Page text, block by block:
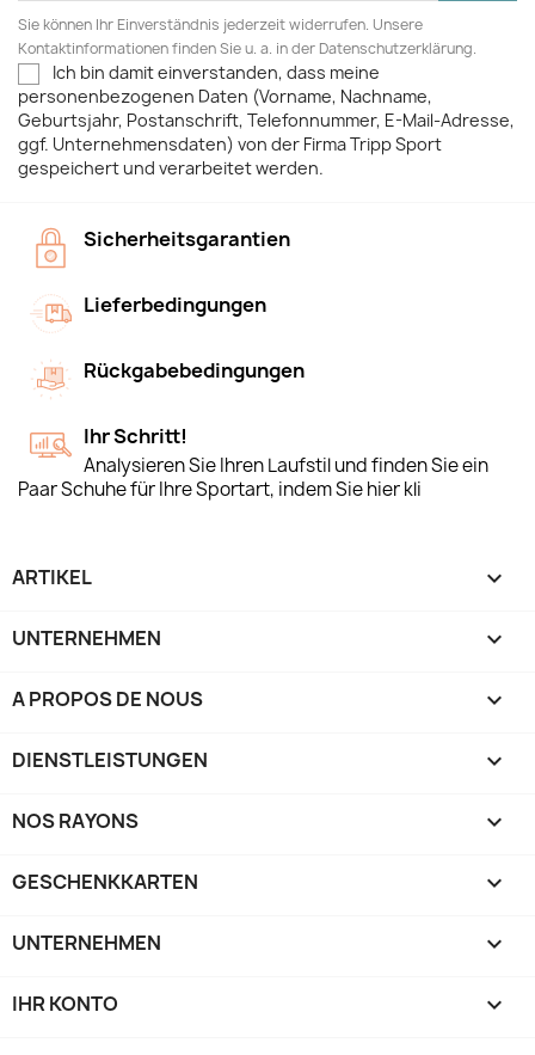
Sie können Ihr Einverständnis jederzeit widerrufen. Unsere
Kontaktinformationen finden Sie u. a. in der Datenschutzerklärung.
Ich bin damit einverstanden, dass meine
personenbezogenen Daten (Vorname, Nachname,
Geburtsjahr, Postanschrift, Telefonnummer, E-Mail-Adresse,
ggf. Unternehmensdaten) von der Firma Tripp Sport
gespeichert und verarbeitet werden.
Sicherheitsgarantien
Lieferbedingungen
Rückgabebedingungen
Ihr Schritt!
Analysieren Sie Ihren Laufstil und finden Sie ein
Paar Schuhe für Ihre Sportart, indem Sie hier kli
ARTIKEL 
UNTERNEHMEN 
A PROPOS DE NOUS 
DIENSTLEISTUNGEN 
NOS RAYONS 
GESCHENKKARTEN 
UNTERNEHMEN 
IHR KONTO 